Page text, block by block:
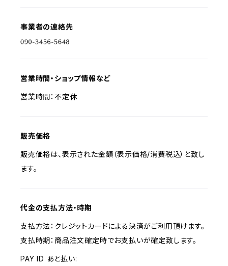
事業者の連絡先
営業時間・ショップ情報など
営業時間：不定休
販売価格
販売価格は、表示された金額（表示価格/消費税込）と致し
ます。
代金の支払方法・時期
支払方法：クレジットカードによる決済がご利用頂けます。
支払時期：商品注文確定時でお支払いが確定致します。
PAY ID あと払い: